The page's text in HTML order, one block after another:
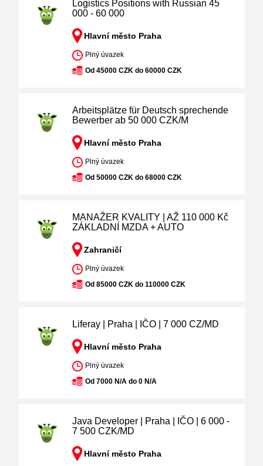
Logistics Positions with Russian 45
000 - 60 000
Hlavní město Praha
Plný úvazek
Od 45000 CZK do 60000 CZK
Arbeitsplätze für Deutsch sprechende
Bewerber ab 50 000 CZK/M
Hlavní město Praha
Plný úvazek
Od 50000 CZK do 68000 CZK
MANAŽER KVALITY | AŽ 110 000 Kč
ZÁKLADNÍ MZDA + AUTO
Zahraničí
Plný úvazek
Od 85000 CZK do 110000 CZK
Liferay | Praha | IČO | 7 000 CZ/MD
Hlavní město Praha
Plný úvazek
Od 7000 N/A do 0 N/A
Java Developer | Praha | IČO | 6 000 -
7 500 CZK/MD
Hlavní město Praha